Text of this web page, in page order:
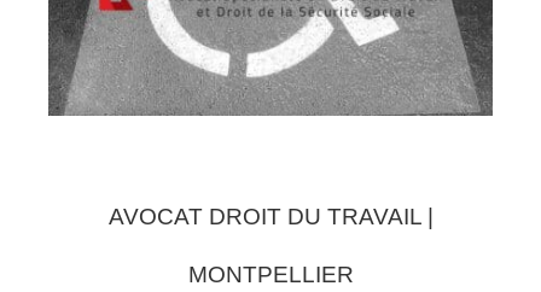
AVOCAT DROIT DU TRAVAIL |
MONTPELLIER